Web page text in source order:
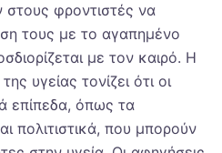
στους φροντιστές να
τους με το αγαπημένο
με τον καιρό. Η
υγείας τονίζει ότι οι
επίπεδα, όπως τα
πολιτιστικά, που μπορούν